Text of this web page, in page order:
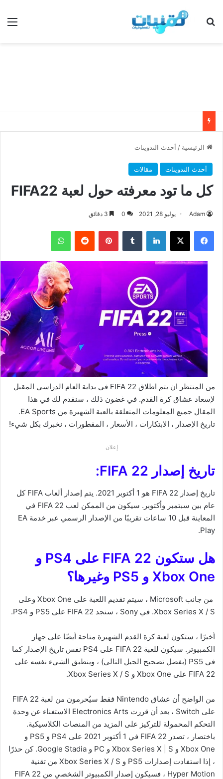
بحث عن
الرئيسية / أحدث التدوينات
أحدث التدوينات مقالات
كل ما تود معرفته حول لعبة FIFA22
Adam يوليو 28, 2021 0
فيسبوك ‫X لينكدإن بينتيريست واتساب
من المنتظر ان يتم اطلاق FIFA 22 في بداية العام الدراسي المقبل
لإسعاد عشاق كرة القدم. في غضون ذلك ، سنقدم لك في هذا
المقال جميع المعلومات المتعلقة بالعبة الشهيرة من EA Sports.
تاريخ الإصدار ، الابتكارات ، الأسعار ، المقطورات ، نخبرك بكل شيء!
إعلان
تاريخ إصدار FIFA 22:
تاريخ إصدار FIFA 22 هو 1 أكتوبر 2021. يتم إصدار ألعاب FIFA كل
عام بين سبتمبر وأكتوبر. سيكون من الممكن لعب FIFA 22 في
المعاينة قبل 10 ساعات تقريبًا من الإصدار الرسمي عبر خدمة EA
Play.
هل ستكون FIFA 22 على PS4 و
Xbox One و PS5 وغيرها؟
من جانب Microsoft ، سيتم تقديم اللعبة على Xbox One وعلى
Xbox Series X / S. في Sony ، سنجد FIFA 22 على PS5 و PS4.
أخيرًا ، ستكون لعبة كرة القدم الشهيرة متاحة أيضًا على جهاز
الكمبيوتر. سيكون للعبة FIFA 22 على PS4 نفس تاريخ الإصدار كما
في PS5 (بفضل تصحيح الجيل التالي) ، وينطبق الشيء نفسه على
FIFA 22 على Xbox One و Xbox Series X / S.
من الواضح أن عشاق Nintendo فقط سيُحرمون من لعبة FIFA 22
على Switch ، بعد أن قررت Electronics Arts الاستغناء عن وحدة
التحكم المحمولة للتركيز على المزيد من المنصات الكلاسيكية.
باختصار ، تصدر FIFA 22 في 1 أكتوبر 2021 على PS4 و PS5 و
Xbox One و Xbox Series X | S و PC و Google Stadia. كن حذرًا
، إذا استفادت إصدارات PS5 و Xbox Series X / S من تقنية
Hyper Motion ، فسيكون إصدار الكمبيوتر الشخصي من FIFA 22